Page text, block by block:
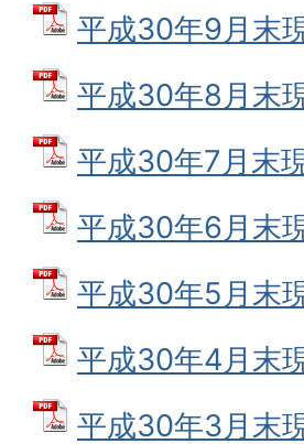
平成30年9月末
平成30年8月末
平成30年7月末
平成30年6月末
平成30年5月末
平成30年4月末
平成30年3月末